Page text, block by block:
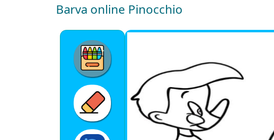
Barva online Pinocchio